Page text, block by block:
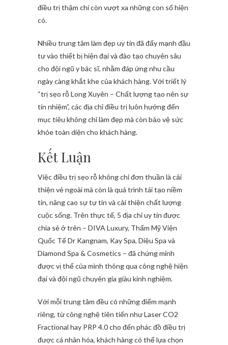
điều trị thậm chí còn vượt xa những con số hiện
có.
Nhiều trung tâm làm đẹp uy tín đã đẩy mạnh đầu
tư vào thiết bị hiện đại và đào tạo chuyên sâu
cho đội ngũ y bác sĩ, nhằm đáp ứng nhu cầu
ngày càng khắt khe của khách hàng. Với triết lý
“trị sẹo rỗ Long Xuyên – Chất lượng tạo nên sự
tín nhiệm”, các địa chỉ điều trị luôn hướng đến
mục tiêu không chỉ làm đẹp mà còn bảo vệ sức
khỏe toàn diện cho khách hàng.
Kết Luận
Việc điều trị sẹo rỗ không chỉ đơn thuần là cải
thiện vẻ ngoài mà còn là quá trình tái tạo niềm
tin, nâng cao sự tự tin và cải thiện chất lượng
cuộc sống. Trên thực tế, 5 địa chỉ uy tín được
chia sẻ ở trên – DIVA Luxury, Thẩm Mỹ Viện
Quốc Tế Dr Kangnam, Kay Spa, Diệu Spa và
Diamond Spa & Cosmetics – đã chứng minh
được vị thế của mình thông qua công nghệ hiện
đại và đội ngũ chuyên gia giàu kinh nghiệm.
Với mỗi trung tâm đều có những điểm mạnh
riêng, từ công nghệ tiên tiến như Laser CO2
Fractional hay PRP 4.0 cho đến phác đồ điều trị
được cá nhân hóa, khách hàng có thể lựa chọn